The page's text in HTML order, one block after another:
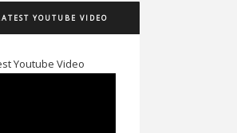
YOUTUBE VIDEO
Youtube Video